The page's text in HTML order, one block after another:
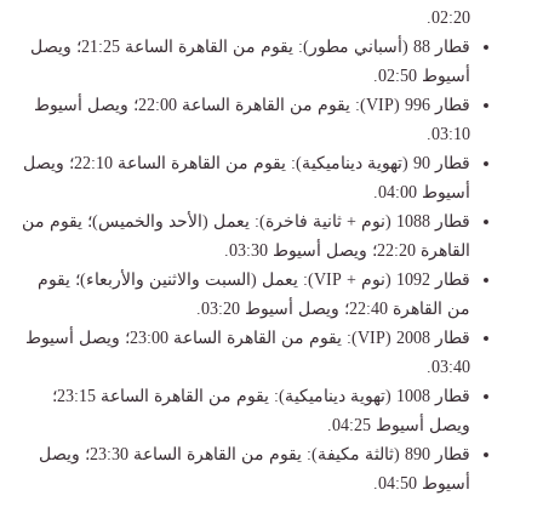
02:20.
​قطار 88 (أسباني مطور): يقوم من القاهرة الساعة 21:25؛ ويصل
أسيوط 02:50.
​قطار 996 (VIP): يقوم من القاهرة الساعة 22:00؛ ويصل أسيوط
03:10.
​قطار 90 (تهوية ديناميكية): يقوم من القاهرة الساعة 22:10؛ ويصل
أسيوط 04:00.
​قطار 1088 (نوم + ثانية فاخرة): يعمل (الأحد والخميس)؛ يقوم من
القاهرة 22:20؛ ويصل أسيوط 03:30.
​قطار 1092 (نوم + VIP): يعمل (السبت والاثنين والأربعاء)؛ يقوم
من القاهرة 22:40؛ ويصل أسيوط 03:20.
​قطار 2008 (VIP): يقوم من القاهرة الساعة 23:00؛ ويصل أسيوط
03:40.
​قطار 1008 (تهوية ديناميكية): يقوم من القاهرة الساعة 23:15؛
ويصل أسيوط 04:25.
​قطار 890 (ثالثة مكيفة): يقوم من القاهرة الساعة 23:30؛ ويصل
أسيوط 04:50.